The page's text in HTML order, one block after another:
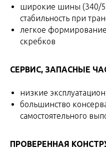
широкие шины (340/
стабильность при
легкое
скребков
СЕРВИС, ЗАПАСНЫЕ
низкие
большинство
самостоятельного
ПРОВЕРЕННАЯ